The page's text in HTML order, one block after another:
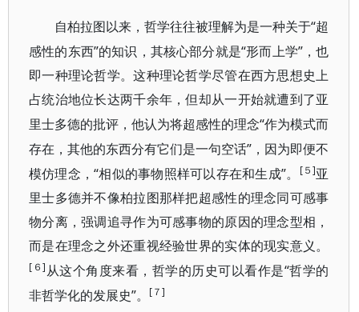
自柏拉图以来，哲学往往被理解为是一种关于“超
感性的东西”的知识，其核心部分就是“形而上学”，也
即一种理论哲学。这种理论哲学尽管在西方思想史上
占统治地位长达两千余年，但却从一开始就遭到了亚
里士多德的批评，他认为将超感性的理念“作为模式而
存在，其他的东西分有它们是一句空话”， 因为即便不
模仿理念，“相似的事物照样可以存在和生成”。 [５]亚
里士多德并不像柏拉图那样把超感性的理念同可感事
物分离，强调追寻作为可感事物的原因的理念型相，
而是在理念之外还重视经验世界的实体的现实意义。
[６] 从这个角度来看，哲学的历史可以看作是“哲学的
非哲学化的发展史”。
[７]